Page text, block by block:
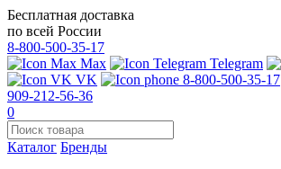
Бесплатная доставка
по всей России
8-800-500-35-17
Max
Telegram
VK
8-800-500-35-17
909-212-56-36
0
Каталог Бренды